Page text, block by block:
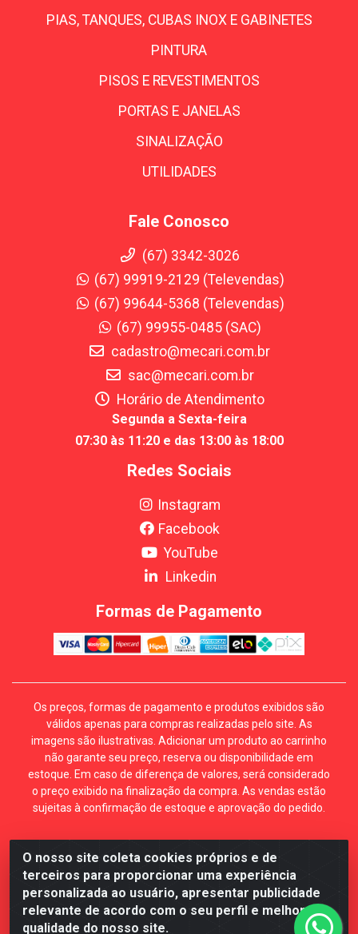
O nosso site coleta cookies próprios e de
terceiros para proporcionar uma experiência
personalizada ao usuário, apresentar publicidade
relevante de acordo com o seu perfil e melhorar a
qualidade do nosso site.
PIAS, TANQUES, CUBAS INOX E GABINETES
PINTURA
PISOS E REVESTIMENTOS
PORTAS E JANELAS
SINALIZAÇÃO
UTILIDADES
Fale Conosco
(67) 3342-3026
(67) 99919-2129 (Televendas)
(67) 99644-5368 (Televendas)
(67) 99955-0485 (SAC)
cadastro@mecari.com.br
sac@mecari.com.br
Horário de Atendimento
Segunda a Sexta-feira
07:30 às 11:20 e das 13:00 às 18:00
Redes Sociais
Instagram
Facebook
YouTube
Linkedin
Formas de Pagamento
Os preços, formas de pagamento e produtos exibidos são
válidos apenas para compras realizadas pelo site. As
imagens são ilustrativas. Adicionar um produto ao carrinho
não garante seu preço, reserva ou disponibilidade em
estoque. Em caso de diferença de valores, será considerado
o preço exibido na finalização da compra. As vendas estão
sujeitas à confirmação de estoque e aprovação do pedido.
Mécari Distribuidora - Av. Gury Marques, 5164. Jd Centro
Oeste. Campo Grande MS. CEP 79072-000. CNPJ
70.357.959/0001-64